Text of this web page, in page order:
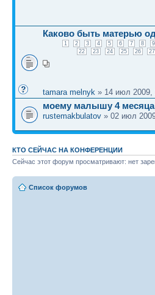
Каково быть матерью
1 2 3 4 5 6 7 8 9
22
23 24 25 26 27
tamara melnyk » 14 июл 2009,
моему малышу 4
rustemakbulatov » 02 июл
КТО СЕЙЧАС НА КОНФЕРЕНЦИИ
Сейчас этот форум просматривают: нет
Список форумов